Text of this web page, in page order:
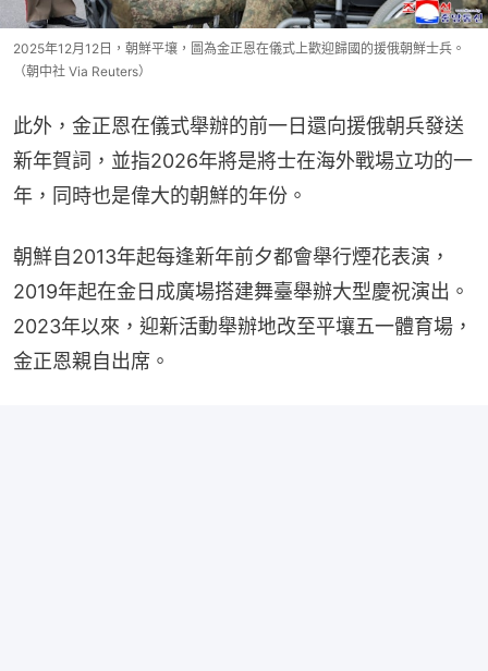
2025年12月12日，朝鮮平壤，圖為金正恩在儀式上歡迎歸國的援俄朝鮮士兵。
（朝中社 Via Reuters）
此外，金正恩在儀式舉辦的前一日還向援俄朝兵發送
新年賀詞，並指2026年將是將士在海外戰場立功的一
年，同時也是偉大的朝鮮的年份。
朝鮮自2013年起每逢新年前夕都會舉行煙花表演，
2019年起在金日成廣場搭建舞臺舉辦大型慶祝演出。
2023年以來，迎新活動舉辦地改至平壤五一體育場，
金正恩親自出席。